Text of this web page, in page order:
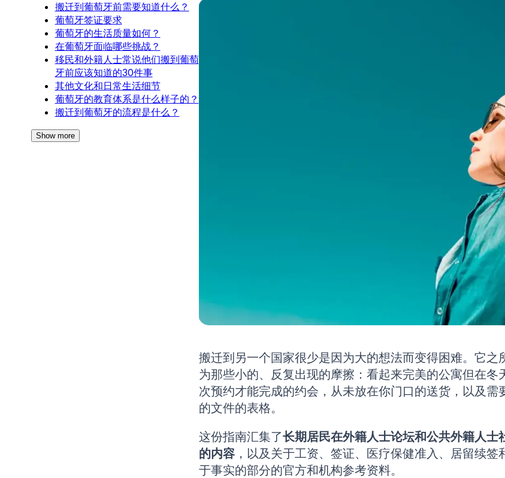
搬迁到葡萄牙前需要知道什么？
葡萄牙签证要求
葡萄牙的生活质量如何？
在葡萄牙面临哪些挑战？
移民和外籍人士常说他们搬到葡萄
牙前应该知道的30件事
其他文化和日常生活细节
葡萄牙的教育体系是什么样子的？
搬迁到葡萄牙的流程是什么？
Show more
搬迁到另一个国家很少是因为大的想法而变得困难。它之
为那些小的、反复出现的摩擦：看起来完美的公寓但在冬
次预约才能完成的约会，从未放在你门口的送货，以及需
的文件的表格。
这份指南汇集了长期居民在外籍人士论坛和公共外籍人士
的内容，以及关于工资、签证、医疗保健准入、居留续签
于事实的部分的官方和机构参考资料。